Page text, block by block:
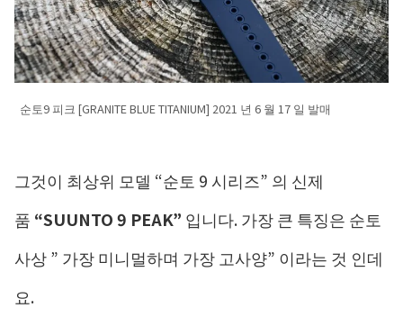
순토9 피크 [GRANITE BLUE TITANIUM] 2021 년 6 월 17 일 발매
그것이 최상위 모델 “순토 9 시리즈” 의 신제
품 “SUUNTO 9 PEAK” 입니다. 가장 큰 특징은 순토
사상 ” 가장 미니멀하며 가장 고사양” 이라는 것 인데
요.